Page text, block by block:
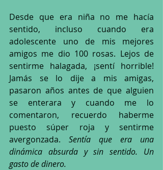
Desde que era niña no me hacía
sentido, incluso cuando era
adolescente uno de mis mejores
amigos me dio 100 rosas. Lejos de
sentirme halagada, ¡sentí horrible!
Jamás se lo dije a mis amigas,
pasaron años antes de que alguien
se enterara y cuando me lo
comentaron, recuerdo haberme
puesto súper roja y sentirme
avergonzada. Sentía que era una
dinámica absurda y sin sentido. Un
gasto de dinero.